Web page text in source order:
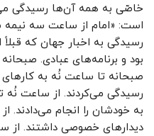
خاصّی به همه آن‌ها رسیدگی
است: «امام از ساعت سه
رسیدگی به اخبار جهان که
بود و برنامه‌های عبادی.
صبحانه تا ساعت نُه به کارهای
رسیدگی می‌کردند. از ساعت
به خودشان را انجام می‌دادند.
دیدارهای خصوصی داشتند. از